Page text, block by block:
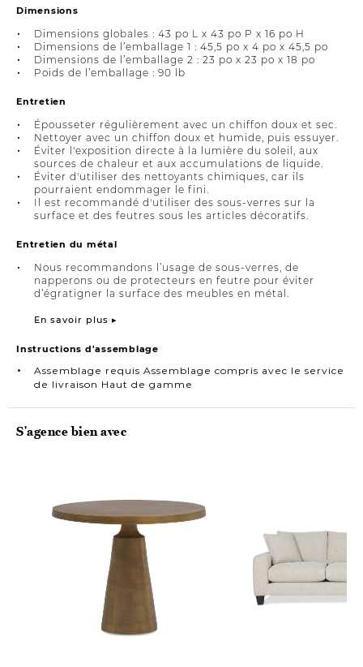
Dimensions
Dimensions globales : 43 po L x 43 po P x 16 po H
Dimensions de l’emballage 1 : 45,5 po x 4 po x 45,5 po
Dimensions de l’emballage 2 : 23 po x 23 po x 18 po
Poids de l’emballage : 90 lb
Entretien
Épousseter régulièrement avec un chiffon doux et sec.
Nettoyer avec un chiffon doux et humide, puis essuyer.
Éviter l'exposition directe à la lumière du soleil, aux
sources de chaleur et aux accumulations de liquide.
Éviter d'utiliser des nettoyants chimiques, car ils
pourraient endommager le fini.
Il est recommandé d'utiliser des sous-verres sur la
surface et des feutres sous les articles décoratifs.
Entretien du métal
Nous recommandons l’usage de sous-verres, de
napperons ou de protecteurs en feutre pour éviter
d’égratigner la surface des meubles en métal.
En savoir plus ▸
Instructions d'assemblage
Assemblage requis Assemblage compris avec le service
de livraison Haut de gamme
S'agence bien avec